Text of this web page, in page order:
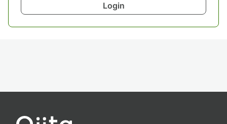
Login